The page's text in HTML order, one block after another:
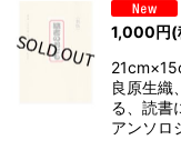
1,000円(
良原生織
る、読書
アンソロ